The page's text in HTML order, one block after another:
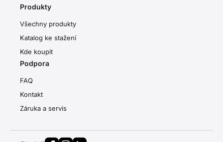
Produkty
Všechny produkty
Katalog ke stažení
Kde koupit
Podpora
FAQ
Kontakt
Záruka a servis